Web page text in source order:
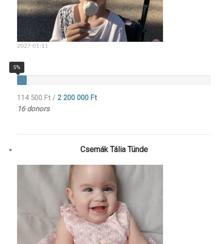
2027-01-11
5%
114 500 Ft / 2 200 000 Ft
16 donors
Csemák Tália Tünde